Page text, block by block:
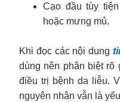
Cạo đầu tùy
hoặc mưng mủ.
Khi đọc các nội dung
dùng nên phân biệt rõ
điều trị bệnh da liễu.
nguyên nhân vẫn là